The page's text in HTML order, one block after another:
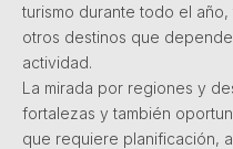
turismo durante todo el
otros destinos que
actividad.
La mirada por regiones y
fortalezas y también
que requiere planificación,